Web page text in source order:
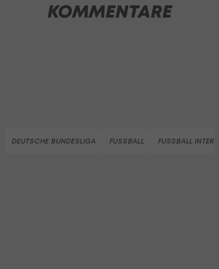
KOMMENTARE
DEUTSCHE BUNDESLIGA FUSSBALL FUSSBALL